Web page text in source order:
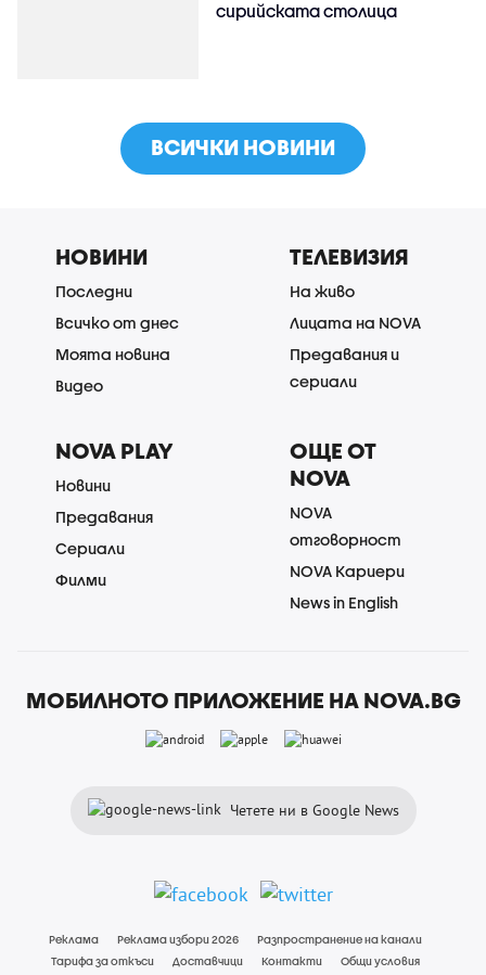
сирийската столица
ВСИЧКИ НОВИНИ
НОВИНИ
Последни
Всичко от днес
Моята новина
Видео
ТЕЛЕВИЗИЯ
На живо
Лицата на NOVA
Предавания и
сериали
NOVA PLAY
Новини
Предавания
Сериали
Филми
ОЩЕ ОТ
NOVA
NOVA
отговорност
NOVA Кариери
News in English
МОБИЛНОТО ПРИЛОЖЕНИЕ НА NOVA.BG
Четете ни в Google News
Реклама Реклама избори 2026
Разпространение на канали
Тарифа за откъси
Доставчици Контакти Общи условия